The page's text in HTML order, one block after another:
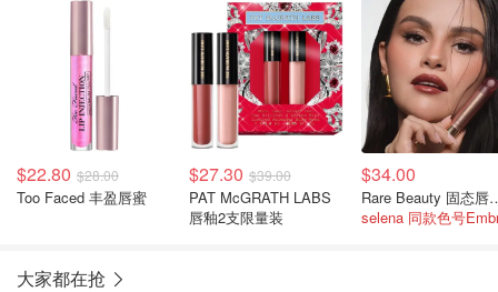
$22.80 $28.00
Too Faced 丰盈唇蜜
$27.30 $39.00
PAT McGRATH LABS
唇釉2支限量装
$34.00
Rare
大家都在抢